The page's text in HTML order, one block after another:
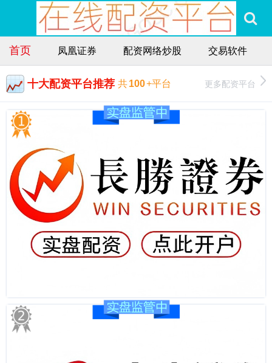
首页 凤凰证券 配资网络炒股 交易软件
十大配资平台推荐 共100+平台 更多配资平台